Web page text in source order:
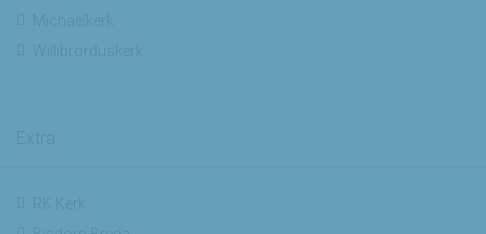
Michaelkerk
Willibrorduskerk
Extra
RK Kerk